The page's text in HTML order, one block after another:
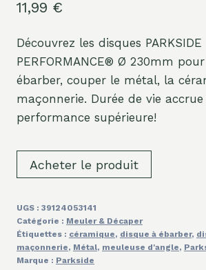
11,99 €
Découvrez les disques PARKSIDE
PERFORMANCE® Ø 230mm
ébarber, couper le métal, la
maçonnerie. Durée de vie
performance supérieure!
Acheter le produit
UGS : 39124053141
Catégorie : Meuler & Décaper
Étiquettes : céramique, disque à ébarber,
maçonnerie, Métal, meuleuse d'angle,
Marque : Parkside